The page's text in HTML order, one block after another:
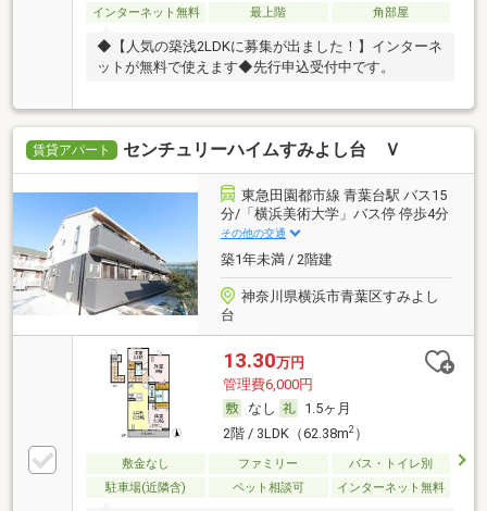
インターネット無料
最上階 角部屋
◆【人気の築浅2LDKに募集が出ました！】インターネ
ットが無料で使えます◆先行申込受付中です。
賃貸アパート センチュリーハイムすみよし台 Ｖ
東急田園都市線 青葉台駅 バス15
分/「横浜美術大学」バス停 停歩4分
その他の交通
築1年未満 / 2階建
神奈川県横浜市青葉区すみよし
台
13.30万円
管理費6,000円
なし
1.5ヶ月
2階 / 3LDK（62.38m2）
敷金なし ファミリー
バス・トイレ別
駐車場(近隣含)
ペット相談可 インターネット無料